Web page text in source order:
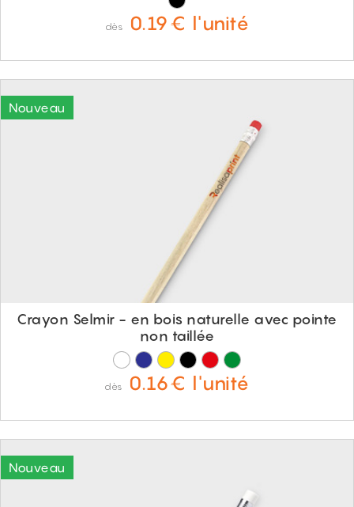
dès 0.19€ l'unité
Crayon Selmir - en bois naturelle avec pointe
non taillée
dès 0.16€ l'unité